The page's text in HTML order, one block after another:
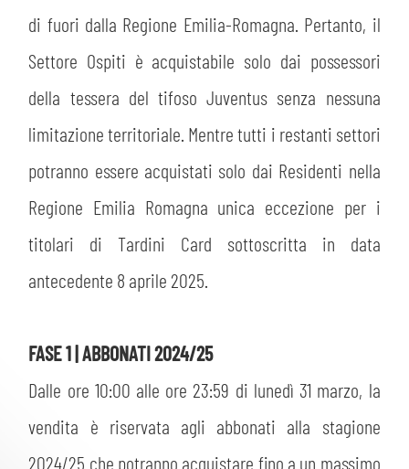
di fuori dalla Regione Emilia-Romagna. Pertanto, il
Settore Ospiti è acquistabile solo dai possessori
della tessera del tifoso Juventus senza nessuna
limitazione territoriale. Mentre tutti i restanti settori
potranno essere acquistati solo dai Residenti nella
Regione Emilia Romagna unica eccezione per i
titolari di Tardini Card sottoscritta in data
antecedente 8 aprile 2025.
FASE 1 | ABBONATI 2024/25
Dalle ore 10:00 alle ore 23:59 di lunedì 31 marzo, la
vendita è riservata agli abbonati alla stagione
2024/25 che potranno acquistare fino a un massimo